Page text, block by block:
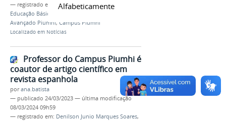
Alfabeticamente
— registrado em:
Pós-Graduação,Especialização
Educação Básica: teoria e prática
Avançado Piumhi, Campus Piumhi
Localizado em Notícias
Professor do Campus Piumhi é
coautor de artigo científico em
revista espanhola
porana.batista
— publicado 24/03/2023 — última modificação
08/03/2024 09h59
— registrado em: Denilson Junio Marques Soares,